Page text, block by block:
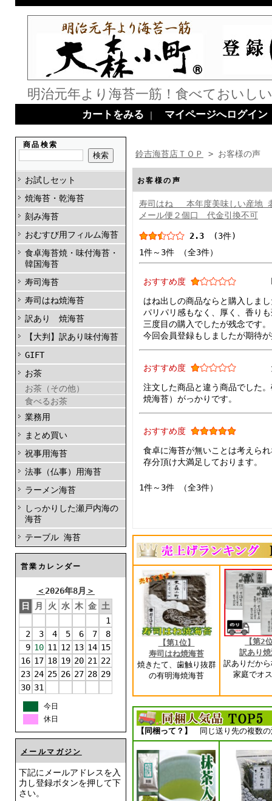
明治元年より海苔一筋！食べておい
カートをみる｜ マイページへログイン
商品検索
お試しセット
焼海苔・乾海苔
刻み海苔
おむすび用フィルム海苔
食卓海苔焼・味付海苔・
韓国海苔
寿司海苔
寿司はね焼海苔
訳あり 焼海苔
【大判】訳あり味付海苔
GIFT
お茶
お茶（その他）
食べるお茶
業務用
まとめ買い
祝事用海苔
法事（仏事）用海苔
ラーメン海苔
しっかりした瀬戸内海の
海苔
テーブル 海苔
営業カレンダー
＜ 2026年8月 ＞
日
月 火 水 木 金 土
1
2
3 4 5 6 7
8
9 10 11 12 13 14 15
16 17 18 19 20 21 22
23 24 25 26 27 28 29
30 31
今日
休日
メールマガジン
下記にメールアドレスを入
力し登録ボタンを押して下
さい。
鈴吉海苔店ＴＯＰ > お客様の声
お客様の声
寿司はね 本年度美味しい産地
メール便２個口 代金引換不可
2.3
(3件)
1件～3件 （全3件）
おすすめ度
はね出しの商品ならと購入しま
パリパリ感もなく、厚く、香り
三度目の購入でしたが残念です。
今回会員登録もしましたが期待
おすすめ度
注文した商品と違う商品でした
焼海苔）がっかりです。
おすすめ度
食卓に海苔が無いことは考えら
存分頂け大満足しております。
1件～3件 （全3件）
【第1位】
寿司はね焼海苔
焼きたて、歯触り抜群
の有明海焼海苔
【第2
訳あり
訳ありだか
家庭でオ
【同梱って？】 同じ送り先の複数の